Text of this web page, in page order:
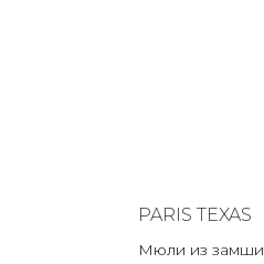
PARIS TEXAS
Мюли из замши